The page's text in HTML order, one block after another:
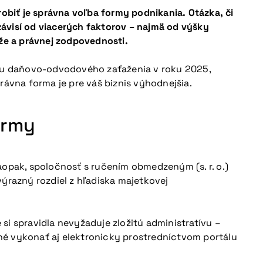
je správna voľba formy podnikania. Otázka, či
od viacerých faktorov – najmä od výšky
a právnej zodpovednosti.
daňovo-odvodového zaťaženia v roku 2025,
forma je pre váš biznis výhodnejšia.
spoločnosť s ručením obmedzeným (s. r. o.)
rozdiel z hľadiska majetkovej
spravidla nevyžaduje zložitú administratívu –
vykonať aj elektronicky prostredníctvom portálu